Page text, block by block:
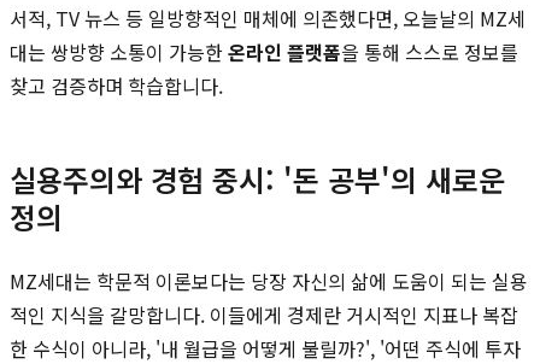
서적, TV 뉴스 등 일방향적인 매체에 의존했다면, 오늘날의 MZ세
대는 쌍방향 소통이 가능한온라인 플랫폼을 통해 스스로 정보를
찾고 검증하며 학습합니다.
실용주의와 경험 중시: '돈 공부'의 새로운
정의
MZ세대는 학문적 이론보다는 당장 자신의 삶에 도움이 되는 실용
적인 지식을 갈망합니다. 이들에게 경제란 거시적인 지표나 복잡
한 수식이 아니라, '내 월급을 어떻게 불릴까?', '어떤 주식에 투자